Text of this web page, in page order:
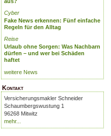
Cyber
Fake News erkennen: Fünf einfache
Regeln für den Alltag
Reise
Urlaub ohne Sorgen: Was Nachbarn
dürfen – und wer bei Schäden
haftet
weitere News
Kontakt
Versicherungsmakler Schneider
Schaumbergswustung 1
96268 Mitwitz
mehr...